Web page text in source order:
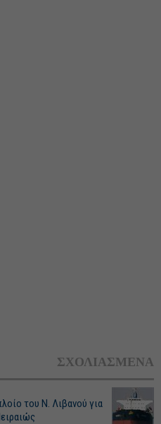
ΣΧΟΛΙΑΣΜΕΝΑ
του Ν. Λιβανού για